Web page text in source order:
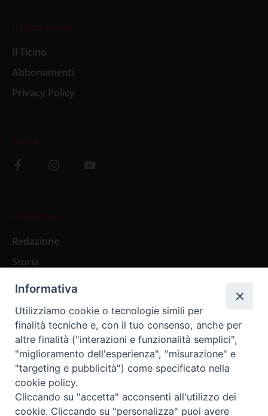
Il settimanale
Il Ticino
Abbonamenti
Privacy Policy
Social
L’editoriale
Redazione
Storia
Abbonamenti
Abbonamento Annuale Digitale
Abbonamento Annuale Cartaceo
Abbonamento Singola Copia Digitale
Informativa
Utilizziamo cookie o tecnologie simili per
finalità tecniche e, con il tuo consenso, anche per
altre finalità ("interazioni e funzionalità semplici",
"miglioramento dell'esperienza", "misurazione" e
"targeting e pubblicità") come specificato nella
cookie policy.
Cliccando su "accetta" acconsenti all'utilizzo dei
cookie. Cliccando su "personalizza" puoi avere